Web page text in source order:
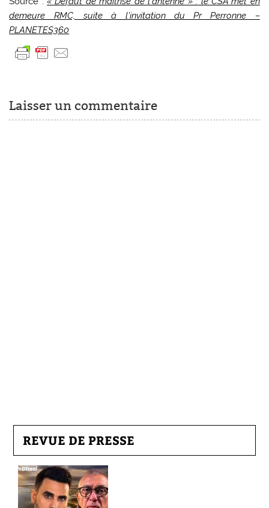
demeure RMC, suite à l’invitation du Pr Perronne –
PLANETES360
Laisser un commentaire
REVUE DE PRESSE